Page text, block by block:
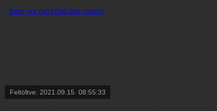
Feltöltve: 2021.09.15. 08:55:33